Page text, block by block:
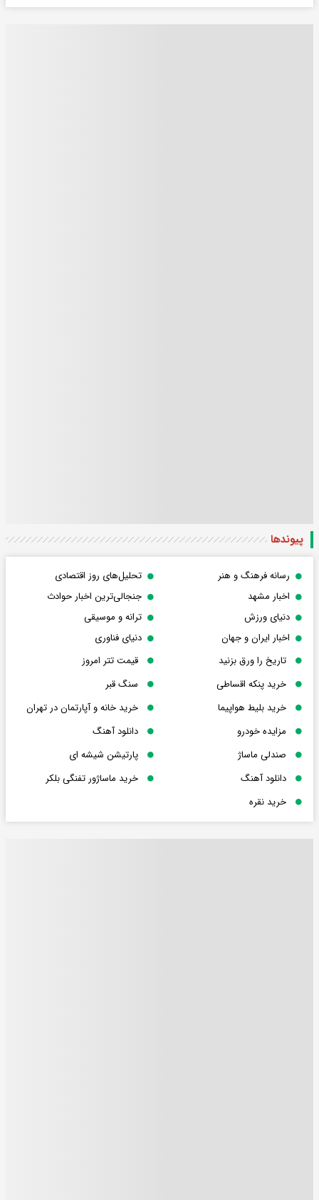
پیوندها
رسانه فرهنگ و هنر
تحلیل‌های روز اقتصادی
اخبار مشهد
جنجالی‌ترین اخبار حوادث
دنیای ورزش
ترانه و موسیقی
اخبار ایران و جهان
دنیای فناوری
تاریخ را ورق بزنید
قیمت تتر امروز
خرید پنکه اقساطی
سنگ قبر
خرید بلیط هواپیما
خرید خانه و آپارتمان در تهران
مزایده خودرو
دانلود آهنگ
صندلی ماساژ
پارتیشن شیشه ای
دانلود آهنگ
خرید ماساژور تفنگی بلکر
خرید نقره